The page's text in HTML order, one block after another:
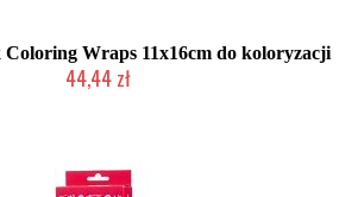
Wraps 11x16cm do koloryzacji
44,44 zł